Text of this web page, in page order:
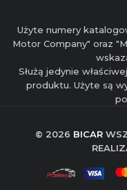
Użyte numery
Motor Company" oraz
Służą jedynie
produktu. Użyte są
© 2026 BICAR